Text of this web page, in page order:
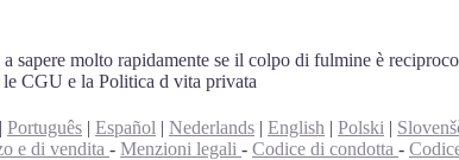
sapere molto rapidamente se il colpo di fulmine è
le CGU e la Politica d vita privata
| Português | Español | Nederlands | English | Polski |
e di vendita - Menzioni legali - Codice di condotta -